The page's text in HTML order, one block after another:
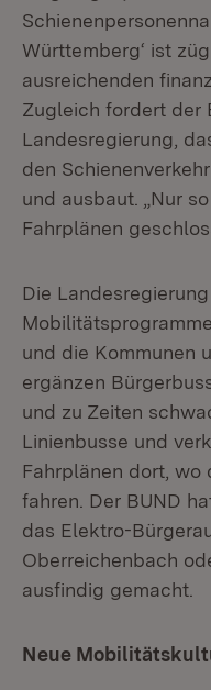
Württemberg‘ ist
ausreichenden
Zugleich fordert der
Landesregierung,
den
und ausbaut. „Nur
Fahrplänen
Die
und die Kommunen
ergänzen
und zu Zeiten
Linienbusse und
Fahrplänen dort, wo
fahren. Der BUND
das Elektro-
Oberreichenbach
ausfindig gemacht.
Neue